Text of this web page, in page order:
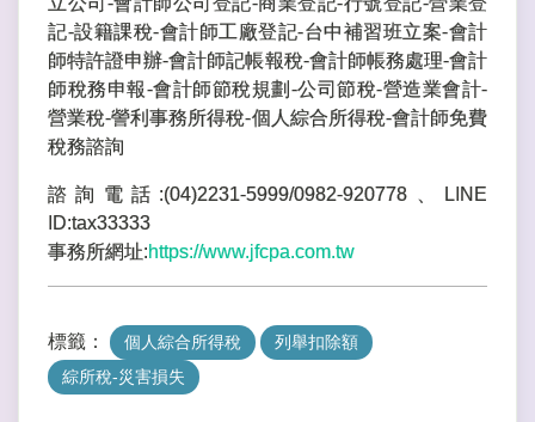
記-設籍課稅-會計師工廠登記-台中補習班立案-會計
師特許證申辦-會計師記帳報稅-會計師帳務處理-會計
師稅務申報-會計師節稅規劃-公司節稅-營造業會計-
營業稅-謍利事務所得稅-個人綜合所得稅-會計師免費
稅務諮詢
諮詢電話:(04)2231-5999/0982-920778、LINE
ID:tax33333
事務所網址:https://www.jfcpa.com.tw
標籤： 個人綜合所得稅
列舉扣除額
綜所稅-災害損失